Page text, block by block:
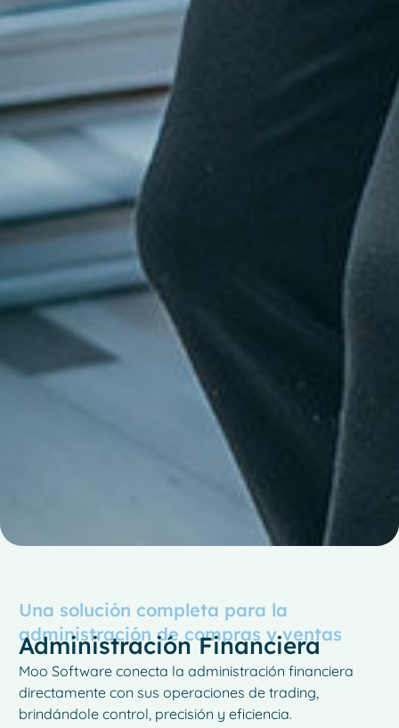
Una solución completa para la
administración de compras y ventas
Administración Financiera
Moo Software conecta la administración financiera
directamente con sus operaciones de trading,
brindándole control, precisión y eficiencia.